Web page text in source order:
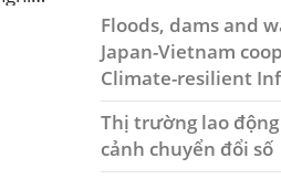
Floods, dams and
Japan-Vietnam
Climate-resilient
Thị trường lao
cảnh chuyển đổi số